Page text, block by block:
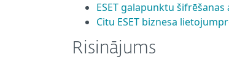
ESET galapunktu
Citu ESET biznesa
Risinājums